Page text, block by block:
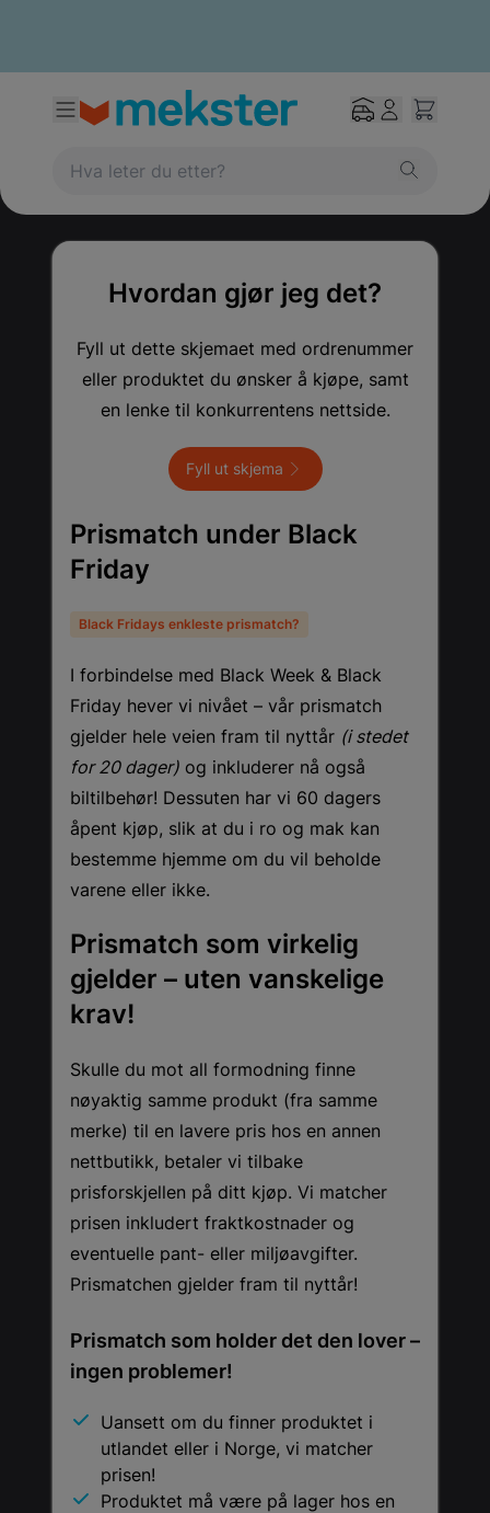
Hvordan gjør jeg det?
Fyll ut dette skjemaet med ordrenummer
eller produktet du ønsker å kjøpe, samt
en lenke til konkurrentens nettside.
Fyll ut skjema
Prismatch under Black
Friday
Black Fridays enkleste prismatch?
I forbindelse med Black Week & Black
Friday hever vi nivået – vår prismatch
gjelder hele veien fram til nyttår (i stedet
for 20 dager) og inkluderer nå også
biltilbehør! Dessuten har vi 60 dagers
åpent kjøp, slik at du i ro og mak kan
bestemme hjemme om du vil beholde
varene eller ikke.
Prismatch som virkelig
gjelder – uten vanskelige
krav!
Skulle du mot all formodning finne
nøyaktig samme produkt (fra samme
merke) til en lavere pris hos en annen
nettbutikk, betaler vi tilbake
prisforskjellen på ditt kjøp. Vi matcher
prisen inkludert fraktkostnader og
eventuelle pant- eller miljøavgifter.
Prismatchen gjelder fram til nyttår!
Prismatch som holder det den lover –
ingen problemer!
Uansett om du finner produktet i
utlandet eller i Norge, vi matcher
prisen!
Produktet må være på lager hos en